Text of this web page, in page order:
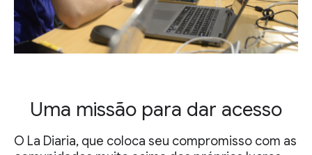
Uma missão para dar acesso
O La Diaria, que coloca seu compromisso com as